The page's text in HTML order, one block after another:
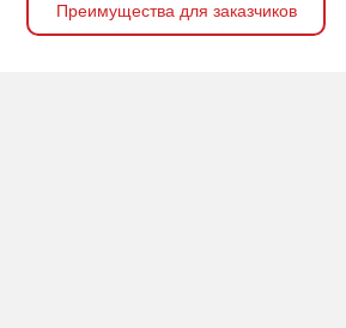
Преимущества для заказчиков